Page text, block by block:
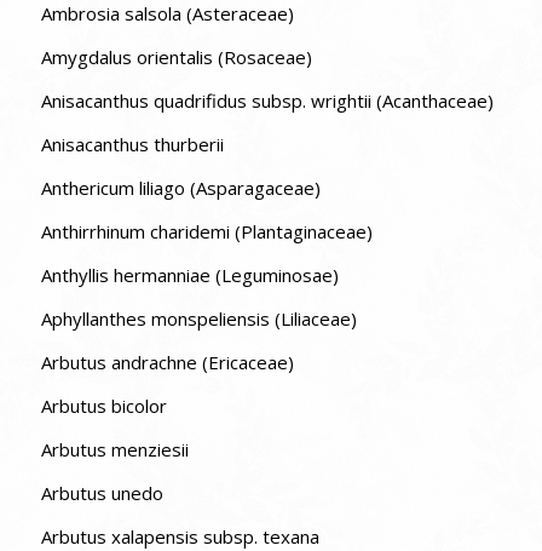
Ambrosia salsola (Asteraceae)
Amygdalus orientalis (Rosaceae)
Anisacanthus quadrifidus subsp. wrightii (Acanthaceae)
Anisacanthus thurberii
Anthericum liliago (Asparagaceae)
Anthirrhinum charidemi (Plantaginaceae)
Anthyllis hermanniae (Leguminosae)
Aphyllanthes monspeliensis (Liliaceae)
Arbutus andrachne (Ericaceae)
Arbutus bicolor
Arbutus menziesii
Arbutus unedo
Arbutus xalapensis subsp. texana